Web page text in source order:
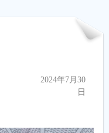
2024年7月30
日